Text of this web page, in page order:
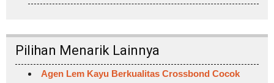
Pilihan Menarik Lainnya
Agen Lem Kayu Berkualitas Crossbond Cocok